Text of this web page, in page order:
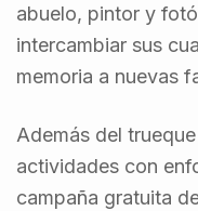
abuelo, pintor y
intercambiar sus
memoria a nuevas
Además del
actividades con
campaña gratuita